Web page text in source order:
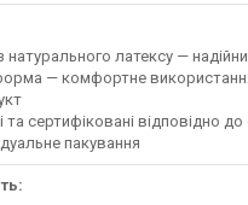
натурального латексу —
— комфортне
та сертифіковані відповідно
пакування